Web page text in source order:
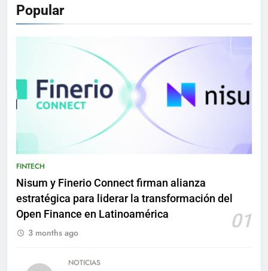
Popular
FINTECH
Nisum y Finerio Connect firman alianza
estratégica para liderar la transformación del
Open Finance en Latinoamérica
01
3 months ago
NOTICIAS